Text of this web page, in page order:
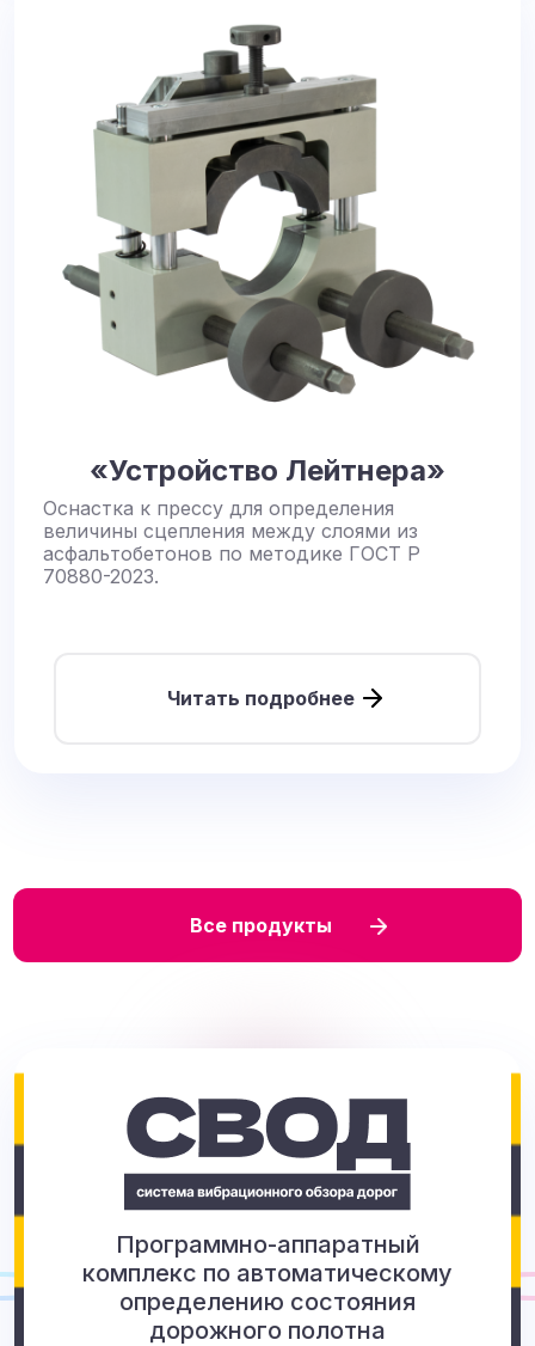
«Устройство Лейтнера»
Оснастка к прессу для определения
величины сцепления между слоями из
асфальтобетонов по методике ГОСТ Р
70880-2023.
Читать подробнее
Все продукты
Программно-аппаратный
комплекс по автоматическому
определению состояния
дорожного полотна